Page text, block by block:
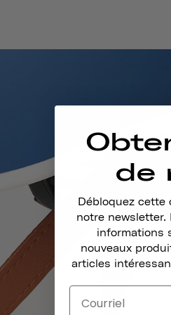
de
Débloquez cette
notre newsletter.
informations
nouveaux
articles